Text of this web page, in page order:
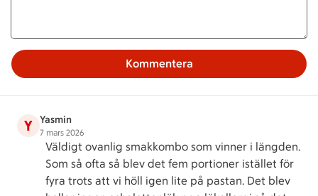
Kommentera
Y Yasmin
7 mars 2026
Väldigt ovanlig smakkombo som vinner i längden.
Som så ofta så blev det fem portioner istället för
fyra trots att vi höll igen lite på pastan. Det blev